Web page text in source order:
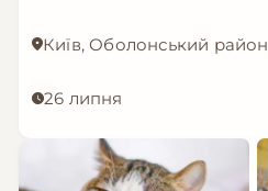
Київ, Оболонський район
26 липня